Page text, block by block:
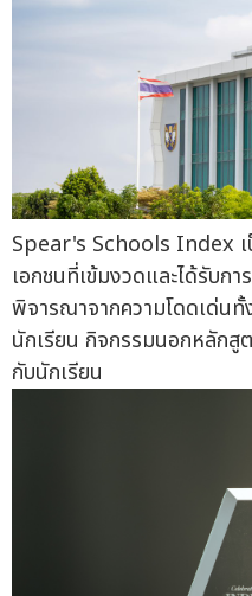
Spear's Schools Index เ
เอกชนที่เข้มงวดและได้รับก
พิจารณาจากความโดดเด่น
นักเรียน กิจกรรมนอกหลักสู
กับนักเรียน